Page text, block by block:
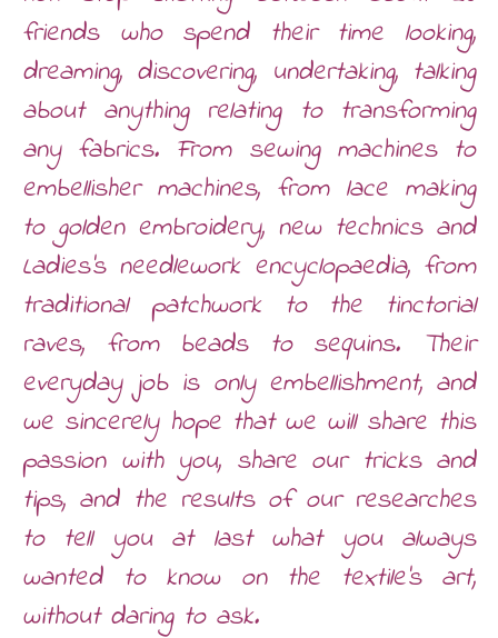
friends who spend their time looking,
dreaming, discovering, undertaking, talking
about anything relating to transforming
any fabrics. From sewing machines to
embellisher machines, from lace making
to golden embroidery, new technics and
Ladies’s needlework encyclopaedia, from
traditional patchwork to the tinctorial
raves, from beads to sequins. Their
everyday job is only embellishment, and
we sincerely hope that we will share this
passion with you, share our tricks and
tips, and the results of our researches
to tell you at last what you always
wanted to know on the textile’s art,
without daring to ask.